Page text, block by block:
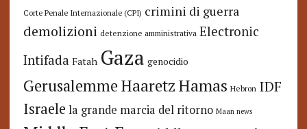
Corte Penale Internazionale (CPI) crimini di guerra
demolizioni detenzione amministrativa Electronic
Intifada Fatah Gaza genocidio
GerusalemmeHaaretzHamas Hebron IDF
Israele la grande marcia del ritorno Maan news